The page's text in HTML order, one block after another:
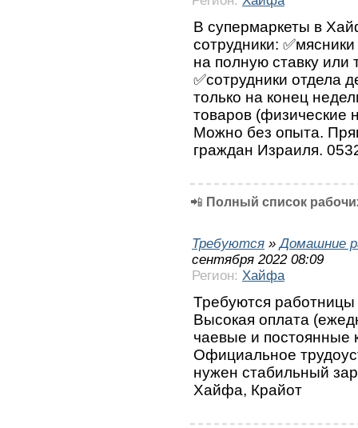
В супермаркеты в
сотрудники:
на полную ставку или
✅сотрудники отдела
только на конец
товаров (физические
Можно без опыта.
граждан Израиля.
📲 Полный список
Требуются »Домашние
сентября 2022 08:09
Регион: Хайфа
Требуются работницы
Высокая оплата
чаевые и постоянные
Официальное
нужен стабильный
Хайфа, Крайот